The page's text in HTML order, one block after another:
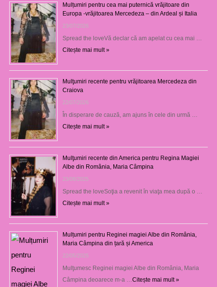
Mulțumiri pentru cea mai puternică vrăjitoare din
Europa -vrăjitoarea Mercedeza – din Ardeal și Italia
23/07/2026
Spread the loveVă declar că am apelat cu cea mai …
Citește mai mult »
Mulţumiri recente pentru vrăjitoarea Mercedeza din
Craiova
22/07/2026
În disperare de cauză, am ajuns în cele din urmă …
Citește mai mult »
Mulţumiri recente din America pentru Regina Magiei
Albe din România, Maria Câmpina
23/08/2025
Spread the loveSoţia a revenit în viaţa mea după o …
Citește mai mult »
Mulțumiri pentru Reginei magiei Albe din România,
Maria Câmpina din țară și America
22/05/2025
Mulţumesc Reginei magiei Albe din România, Maria
Câmpina deoarece m-a …Citește mai mult »